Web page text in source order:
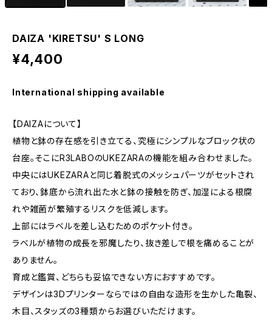
DAIZA 'KIRETSU' S LONG
¥4,400
International shipping available
【DAIZAについて】
植物と鉢の存在感を引き立てる、究極にシンプルなブロック状の
台座。そこにR3LABOのUKEZARAの機能を組み合わせました。
中央にはUKEZARAと同じ着脱式のメッシュパーツがセットされ
ており、鉢底から流れ出た水と鉢の接触を防ぎ、加湿による根腐
れや雑菌が繁殖するリスクを低減します。
上部にはラベルを差し込むためのポケット付き。
ラベルが植物の成長を邪魔したり、抜き差しで根を痛めることが
ありません。
育成と鑑賞、どちらも妥協できない方におすすめです。
デザインは3Dプリンターならではの自由な造形を生かした亀裂、
木目、スタッズの3種類からお選びいただけます。